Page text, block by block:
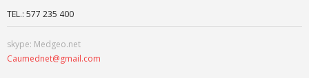
TEL.: 577 235 400
skype: Medgeo.net
Caumednet@gmail.com